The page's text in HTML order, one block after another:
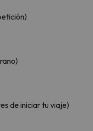
de iniciar tu viaje)